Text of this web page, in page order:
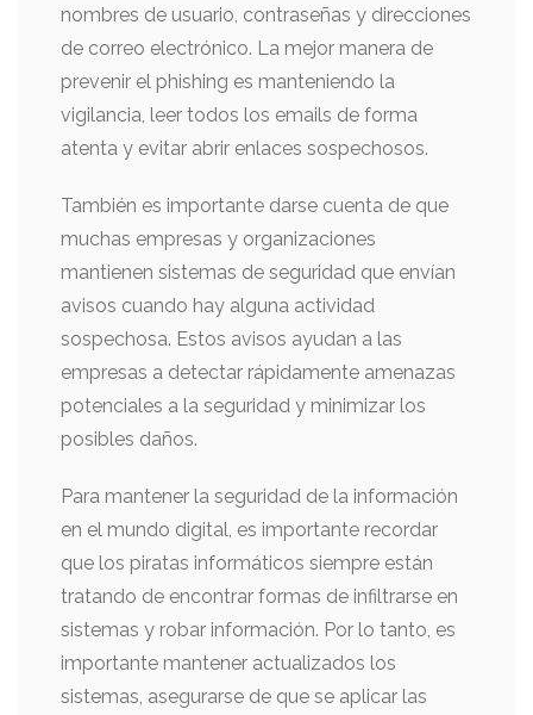
nombres de usuario, contraseñas y direcciones
de correo electrónico. La mejor manera de
prevenir el phishing es manteniendo la
vigilancia, leer todos los emails de forma
atenta y evitar abrir enlaces sospechosos.
También es importante darse cuenta de que
muchas empresas y organizaciones
mantienen sistemas de seguridad que envían
avisos cuando hay alguna actividad
sospechosa. Estos avisos ayudan a las
empresas a detectar rápidamente amenazas
potenciales a la seguridad y minimizar los
posibles daños.
Para mantener la seguridad de la información
en el mundo digital, es importante recordar
que los piratas informáticos siempre están
tratando de encontrar formas de infiltrarse en
sistemas y robar información. Por lo tanto, es
importante mantener actualizados los
sistemas, asegurarse de que se aplicar las